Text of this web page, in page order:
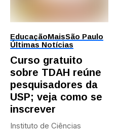
EducaçãoMaisSão Paulo
Últimas Notícias
Curso gratuito
sobre TDAH reúne
pesquisadores da
USP; veja como se
inscrever
Instituto de Ciências